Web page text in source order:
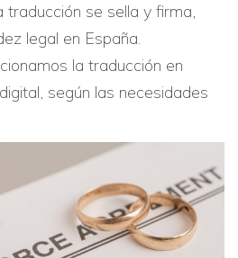
traducción se sella y firma,
legal en España.
la traducción en
según las necesidades